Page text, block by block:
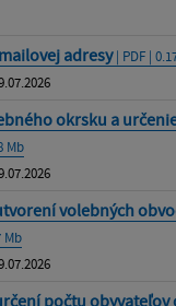
adresy| PDF |
okrsku a
Mb
volebných
Mb
počtu obyvateľov